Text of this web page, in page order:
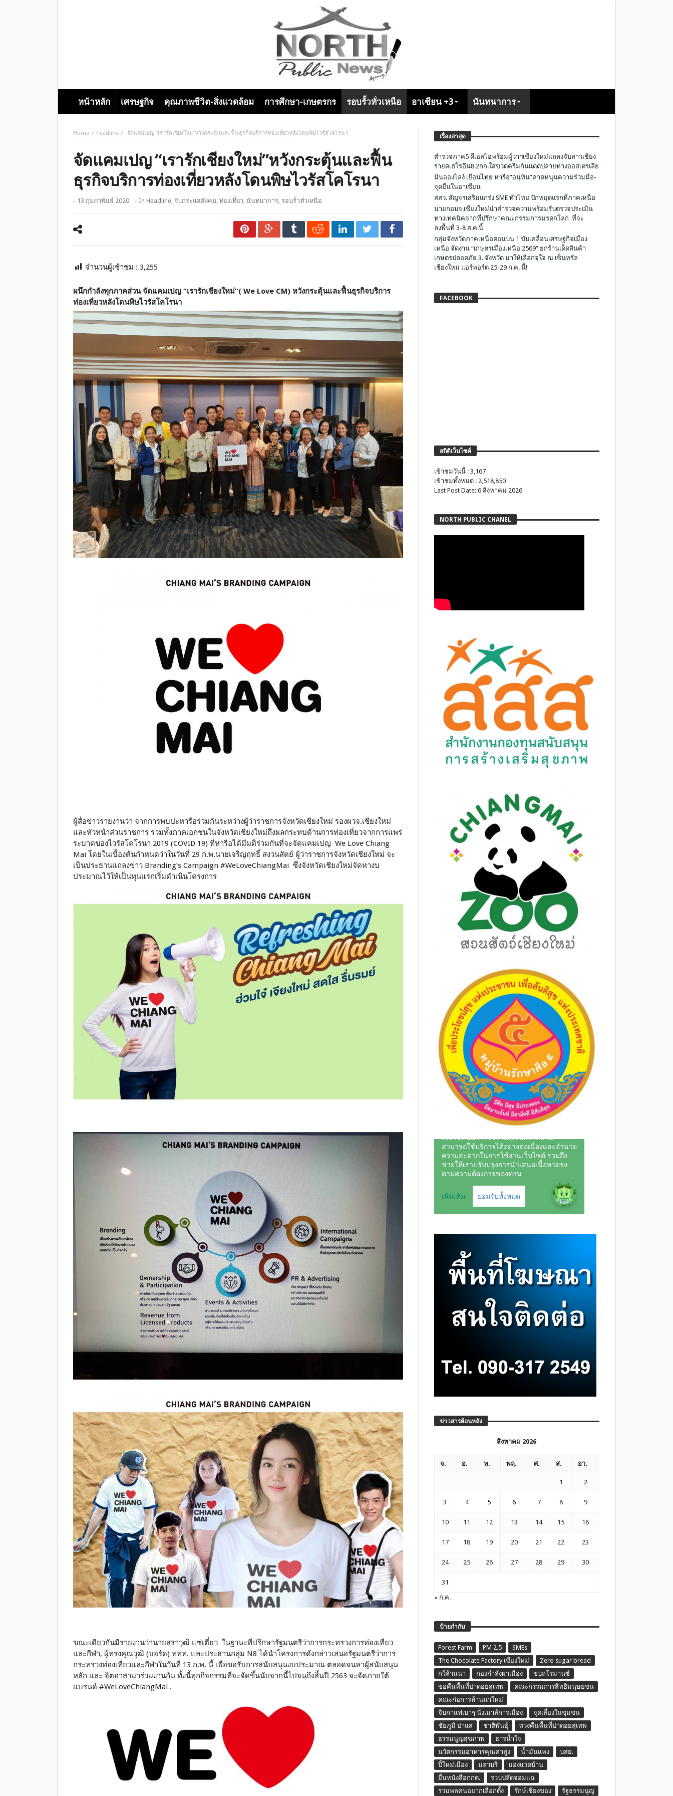
หน้าหลัก เศรษฐกิจ คุณภาพชีวิต-สิ่งแวดล้อม การศึกษา-เกษตรกร รอบรั้วทั่วเหนือ อาเซียน +3 นันทนาการ
Home headline จัดแคมเปญ “เรารักเชียงใหม่”หวังกระตุ้นและฟื้นธุรกิจบริการท่องเที่ยวหลังโดนพิษไวรัสโคโรนา
จัดแคมเปญ “เรารักเชียงใหม่”หวังกระตุ้นและฟื้น
ธุรกิจบริการท่องเที่ยวหลังโดนพิษไวรัสโคโรนา
- 13 กุมภาพันธ์ 2020 - In Headline, จับกระแสสังคม, ท่องเที่ยว, นันทนาการ, รอบรั้วทั่วเหนือ
จำนวนผู้เช้าชม : 3,255
ผนึกกำลังทุกภาคส่วน จัดแคมเปญ “เรารักเชียงใหม่”( We Love CM) หวังกระตุ้นและฟื้นธุรกิจบริการ
ท่องเที่ยวหลังโดนพิษไวรัสโคโรนา
ผู้สื่อข่าวรายงานว่า จากการพบปะหารือร่วมกันระหว่างผู้ว่าราชการจังหวัดเชียงใหม่ รองผวจ.เชียงใหม่
และหัวหน้าส่วนราชการ รวมทั้งภาคเอกชนในจังหวัดเชียงใหม่ถึงผลกระทบด้านการท่องเที่ยวจากการแพร่
ระบาดของไวรัสโคโรนา 2019 (COVID 19) ที่หารือได้มีมติร่วมกันที่จะจัดแคมเปญ We Love Chiang
Mai โดยในเบื้องต้นกำหนดว่าในวันที่ 29 ก.พ.นายเจริญฤทธิ์ สงวนสัตย์ ผู้ว่าราชการจังหวัดเชียงใหม่ จะ
เป็นประธานแถลงข่าว Branding’s Campaign #WeLoveChiangMai ซึ่งจังหวัดเชียงใหม่จัดหางบ
ประมาณไว้ให้เป็นทุนแรกเริ่มดำเนินโครงการ
ขณะเดียวกันมีรายงานว่านายสราวุฒิ แซ่เตี๋ยว ในฐานะที่ปรึกษารัฐมนตรีว่าการกระทรวงการท่องเที่ยว
และกีฬา, ผู้ทรงคุณวุฒิ (บอร์ด) ททท. และประธานกลุ่ม N8 ได้นำโครงการดังกล่าวเสนอรัฐมนตรีว่าการ
กระทรวงท่องเที่ยวและกีฬาในวันที่ 13 ก.พ. นี้ เพื่อขอรับการสนับสนุนงบประมาณ ตลอดจนหาผู้สนับสนุน
หลัก และ จิตอาสามาร่วมงานกัน ทั้งนี้ทุกกิจกรรมที่จะจัดขึ้นนับจากนี้ไปจนถึงสิ้นปี 2563 จะจัดภายใต้
แบรนด์ #WeLoveChiangMai .
เรื่องล่าสุด
ตำรวจภาค5 ดีเอสไอพร้อมผู้ว่าฯเชียงใหม่แถลงจับสาวเชียง
รายดเฮโรอีน8.2กก.ใส่ขวดครีมกันแดดปลายทางออสเตรเลีย
มินอองไลง์ เยือนไทย หารือ”อนุทิน”คาดหนุนความร่วมมือ-
จุดยืนในอาเซียน
สสว. สัญจรเสริมแกร่ง SME ทั่วไทย ปักหมุดแรกที่ภาคเหนือ
นายกอบจ.เชียงใหม่นำสำรวจความพร้อมรับตรวจประเมิน
ทางเทคนิคจากที่ปรึกษาคณะกรรมการมรดกโลก ที่จะ
ลงพื้นที่ 3-8 ส.ค.นี้
กลุ่มจังหวัดภาคเหนือตอนบน 1 ขับเคลื่อนเศรษฐกิจเมือง
เหนือ จัดงาน “เกษตรเมืองเหนือ 2569” ยกร้านเด็ดสินค้า
เกษตรปลอดภัย 3. จังหวัด มาให้เลือกจุใจ ณ เซ็นทรัล
เชียงใหม่ แอร์พอร์ต 25-29 ก.ค. นี้!
FACEBOOK
สถิติเว็บไซต์
เข้าชมวันนี้ : 3,167
เข้าชมทั้งหมด : 2,518,850
Last Post Date: 6 สิงหาคม 2026
NORTH PUBLIC CHANEL
ข่าวสารย้อนหลัง
สิงหาคม 2026
จ. อ. พ. พฤ. ศ. ส. อา.
1 2
3 4 5 6 7 8 9
10 11 12 13 14 15 16
17 18 19 20 21 22 23
24 25 26 27 28 29 30
31
« ก.ค.
ป้ายกำกับ
Forest Farm PM 2.5
SMEs
The Chocolate Factory เชียงใหม่
Zero sugar bread
กวีล้านนา
กองกำลังผาเมือง
ขบถโรมานซ์
ขอคืนพื้นที่ป่าดอยสุเทพ
คณะกรรมการสิทธิมนุษยชน
คณะก่อการล้านนาใหม่
จิบกาแฟเบาๆ นั่งเมาส์การเมือง
จุดเสี่ยงในชุมชน
ชัยภูมิ ป่าแส
ชาติพันธุ์
ทวงคืนพื้นที่ป่าดอยสุเทพ
ธรรมนูญสุขภาพ
ธารน้ำใจ
นวัตกรรมอาหารคุณค่าสูง
น้ำมันแพง
บสย.
ปี๋ใหม่เมือง
มลาบรี
มองแวดบ้าน
ยื่นหนังสือกกต.
รวบปลัดจอมแฉ
รวมพลคนอยากเลือกตั้ง
รักษ์เชียงของ รัฐธรรมนูญ